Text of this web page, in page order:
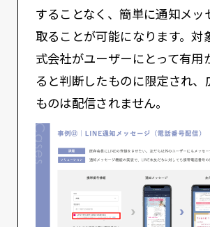
することなく、簡単に通知メッ
取ることが可能になります。対
式会社がユーザーにとって有用
ると判断したものに限定され、
ものは配信されません。